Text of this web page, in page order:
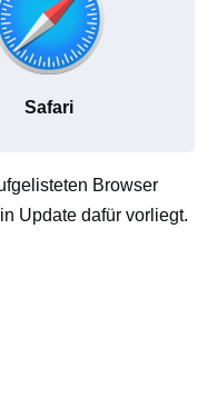
Safari
Browser
Update dafür vorliegt.